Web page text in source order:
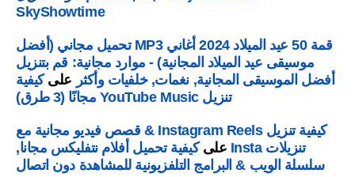
SkyShowtime
قمة 50 عيد الميلاد 2024 أغاني MP3 تحميل مجاني (أفضل
موسيقى عيد الميلاد المجانية) - موارد مجانية: قم بتنزيل
الموسيقى المجانية, نغمات, خلفيات وأكثر على كيفية
تنزيل YouTube Music مجانًا (3 طرق)
كيفية تنزيل Instagram Reels & قصص فيديو مجانية مع
تنزيلات Insta
على كيفية تحميل أفلام نتفليكس مجانا,
الويب & البرامج التلفزيونية للمشاهدة دون اتصال